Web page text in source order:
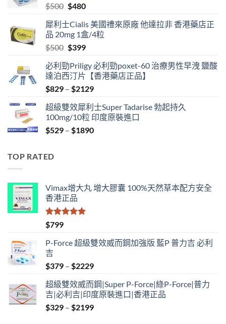
$500 Original
was:
$500.
$480Current
is:
$480.
犀利士Cialis 美國禮來原廠 他達拉非 香港藥店正
品 20mg 1盒/4粒
$500 Original
was:
$500.
$399Current
is:
$399.
必利勁Priligy 必利勁poxet-60 治療男性早洩 鹽酸
達泊西汀片【香港藥店正品】
$829 – $2129Price
$829
through
$2129
超級雙效犀利士Super Tadarise 勃起持久
100mg/10粒 印度原裝進口
$529 – $1890Price
TOP RATED
Vimax增大丸 增大膠囊 100%天然草本配方安全
香港正品
評分
滿分 5
$799
P-Force 超級雙效威而鋼加強版 藍P 普力吉 必利
吉
$379 – $2229Price
$379
through
$2229
超級雙效威而鋼|Super P-Force|綠P-Force|普力
吉|必利吉|印度原裝進口|香港正品
$329 – $2199Price